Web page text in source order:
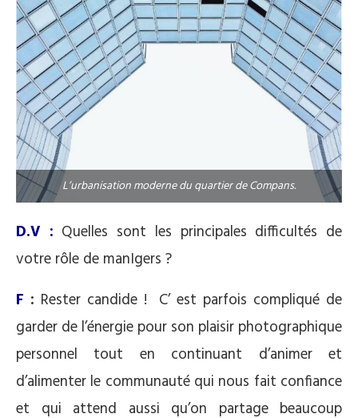
L’urbanisation moderne du quartier de Compans.
D.V : Quelles sont les principales difficultés de
votre rôle de manIgers ?
F : Rester candide ! C’ est parfois compliqué de
garder de l’énergie pour son plaisir photographique
personnel tout en continuant d’animer et
d’alimenter le communauté qui nous fait confiance
et qui attend aussi qu’on partage beaucoup